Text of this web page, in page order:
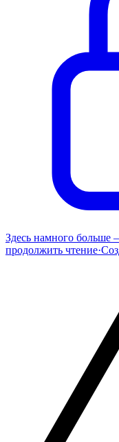
Здесь намного больше
продолжить чтение·